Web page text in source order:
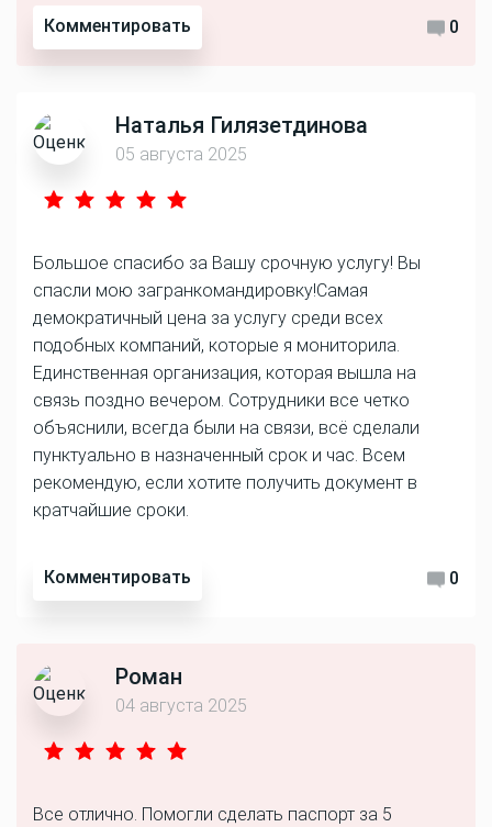
Комментировать 0
Наталья Гилязетдинова
05 августа 2025
Большое спасибо за Вашу срочную услугу! Вы
спасли мою загранкомандировку!Самая
демократичный цена за услугу среди всех
подобных компаний, которые я мониторила.
Единственная организация, которая вышла на
связь поздно вечером. Сотрудники все четко
объяснили, всегда были на связи, всë сделали
пунктуально в назначенный срок и час. Всем
рекомендую, если хотите получить документ в
кратчайшие сроки.
Комментировать 0
Роман
04 августа 2025
Все отлично. Помогли сделать паспорт за 5